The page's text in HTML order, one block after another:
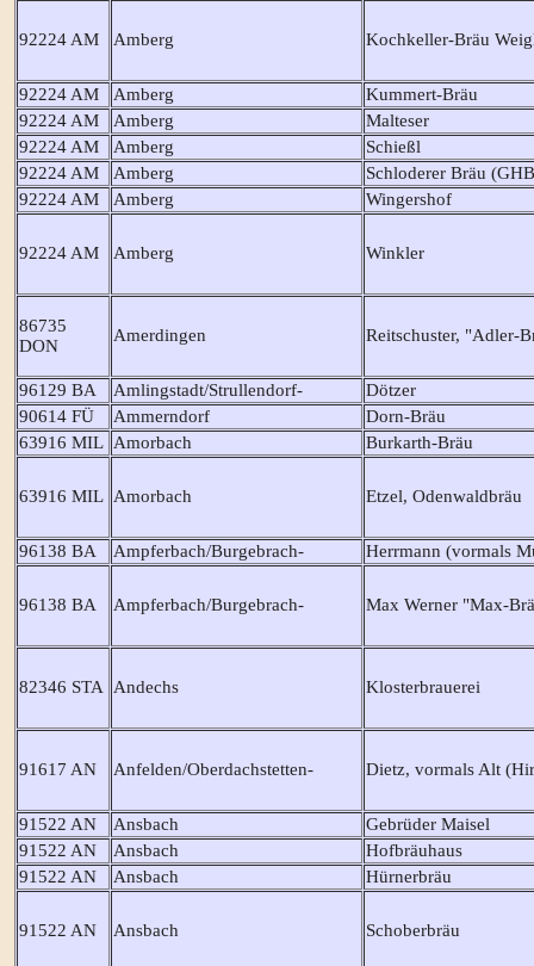
92224 AM Amberg Kochkeller-Bräu
92224 AM Amberg
Kummert-Bräu
92224 AM
Amberg
Malteser
92224 AM
Amberg
Schießl
92224 AM
Amberg
Schloderer Bräu
92224 AM
Amberg Wingershof
92224 AM Amberg Winkler
86735
DON
Amerdingen Reitschuster, "Adler-
96129 BA Amlingstadt/Strullendorf-
Dötzer
90614 FÜ
Ammerndorf
Dorn-Bräu
63916 MIL Amorbach Burkarth-Bräu
63916 MIL Amorbach Etzel, Odenwaldbräu
96138 BA Ampferbach/Burgebrach- Herrmann (vormals
96138 BA Ampferbach/Burgebrach- Max Werner "Max-
82346 STA Andechs Klosterbrauerei
91617 AN Anfelden/Oberdachstetten- Dietz, vormals Alt
91522 AN Ansbach
Gebrüder Maisel
91522 AN
Ansbach
Hofbräuhaus
91522 AN
Ansbach Hürnerbräu
91522 AN Ansbach Schoberbräu